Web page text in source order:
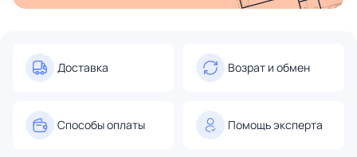
Доставка Возрат и обмен
Способы оплаты Помощь эксперта